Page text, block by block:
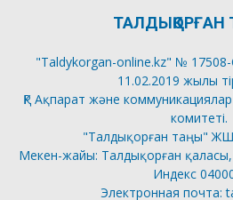
ТАЛДЫҚОРҒАН
"Taldykorgan-online.kz" №
11.02.2019 жылы
ҚР Ақпарат және коммуникациялар
комитеті.
"Талдықорған таңы"
Мекен-жайы: Талдықорған
Индекс
Электронная почта: